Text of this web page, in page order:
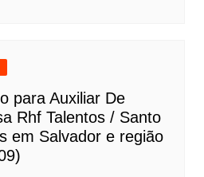
para Auxiliar De
Rhf Talentos / Santo
em Salvador e região